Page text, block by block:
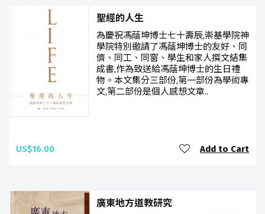
聖經的人生
為慶祝馮蔭坤博士七十壽辰,崇基學院神
學院特別邀請了馮蔭坤博士的友好、同
儕、同工、同窗、學生和家人撰文結集
成書,作為致送給馮蔭坤博士的生日禮
物。本文集分三部份,第一部份為學術專
文,第二部份是個人感想文章..
US$16.00 Add to Cart
廣東地方道教研究